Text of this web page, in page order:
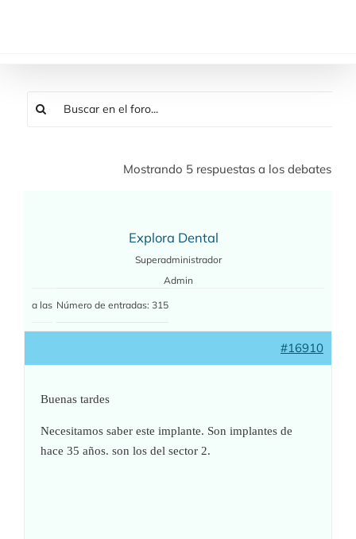
Mostrando 5 respuestas a los debates
Explora Dental
Superadministrador
Admin
a las Número de entradas: 315
#16910
Buenas tardes
Necesitamos saber este implante. Son implantes de
hace 35 años. son los del sector 2.